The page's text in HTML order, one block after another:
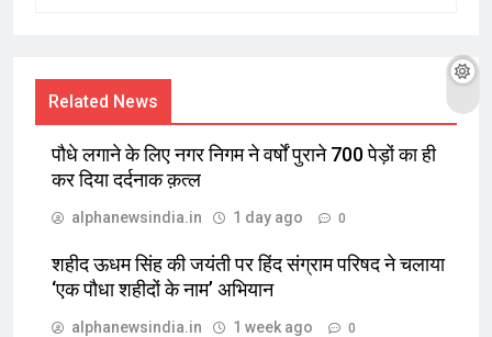
Related News
पौधे लगाने के लिए नगर निगम ने वर्षों पुराने 700 पेड़ों का ही
कर दिया दर्दनाक क़त्ल
alphanewsindia.in 1 day ago 0
शहीद ऊधम सिंह की जयंती पर हिंद संग्राम परिषद ने चलाया
‘एक पौधा शहीदों के नाम’ अभियान
alphanewsindia.in 1 week ago 0